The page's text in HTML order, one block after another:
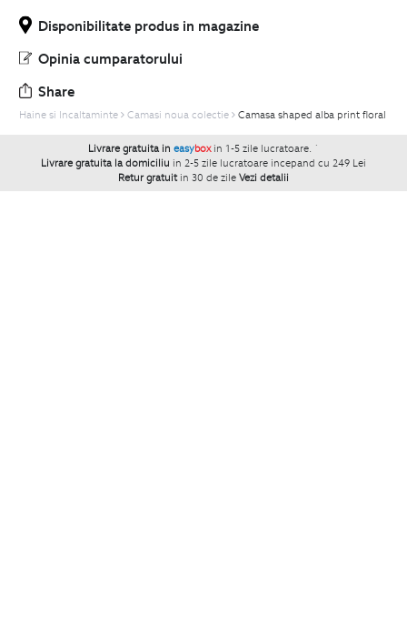
Disponibilitate produs in magazine
Opinia cumparatorului
Share
Haine si Incaltaminte Camasi noua colectie Camasa shaped alba print floral
Livrare gratuita in easybox in 1-5 zile lucratoare. `
Livrare gratuita la domiciliu in 2-5 zile lucratoare incepand cu 249 Lei
Retur gratuit in 30 de zile Vezi detalii